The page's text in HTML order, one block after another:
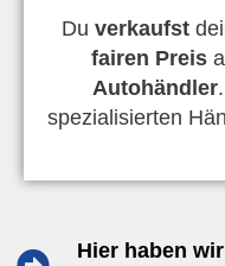
Du verkaufst
fairen Preis
Autohändler
spezialisierten
Hier haben